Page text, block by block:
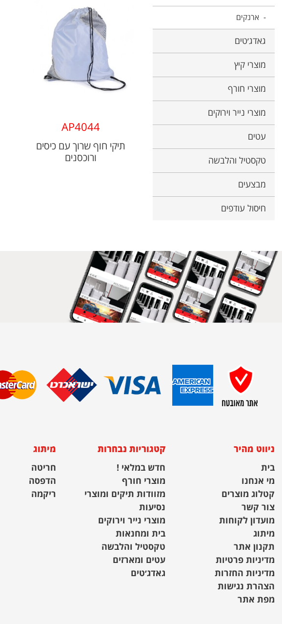
ארנקים
גאדג׳טים
מוצרי קיץ
מוצרי חורף
מוצרי נייר וירוקים
עטים
טקסטיל והלבשה
מבצעים
חיסול עודפים
AP4044
תיקי חוף שרוך עם כיסים
ורוכסנים
ניווט מהיר
בית
מי אנחנו
קטלוג מוצרים
צור קשר
מועדון לקוחות
מיתוג
תקנון אתר
מדיניות פרטיות
מדיניות החזרות
הצהרת נגישות
מפת אתר
קטגוריות נבחרות
חדש במלאי !
מוצרי חורף
מזוודות תיקים ומוצרי
נסיעות
מוצרי נייר וירוקים
בית ומחנאות
טקסטיל והלבשה
עטים ומארזים
גאדג׳טים
מיתוג
חריטה
הדפסה
ריקמה